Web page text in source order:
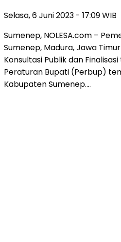
Selasa, 6 Juni 2023 - 17:09 WIB
Sumenep, NOLESA.com –
Sumenep, Madura, Jawa
Konsultasi Publik dan
Peraturan Bupati (Perbup)
Kabupaten Sumenep….